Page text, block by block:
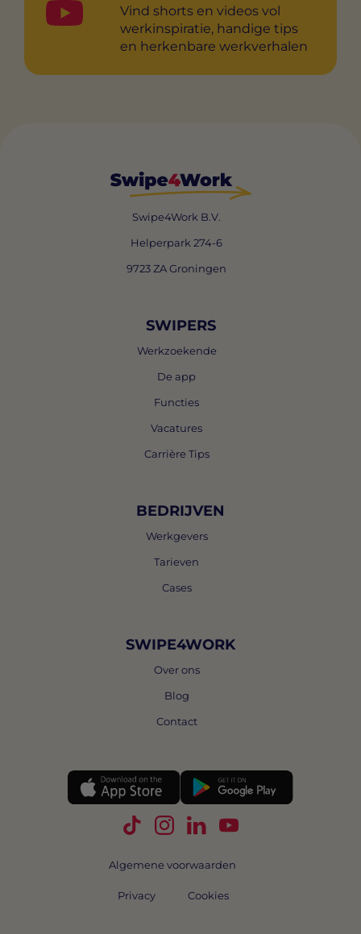
Vind shorts en videos vol
werkinspiratie, handige tips
en herkenbare werkverhalen
Swipe4Work B.V.
Helperpark 274-6
9723 ZA Groningen
SWIPERS
Werkzoekende
De app
Functies
Vacatures
Carrière Tips
BEDRIJVEN
Werkgevers
Tarieven
Cases
SWIPE4WORK
Over ons
Blog
Contact
Volg Swipe4Work op TikTok
Volg Swipe4Work op
Volg Swipe4Work op
Volg Swipe4Work
Algemene voorwaarden
Privacy Cookies